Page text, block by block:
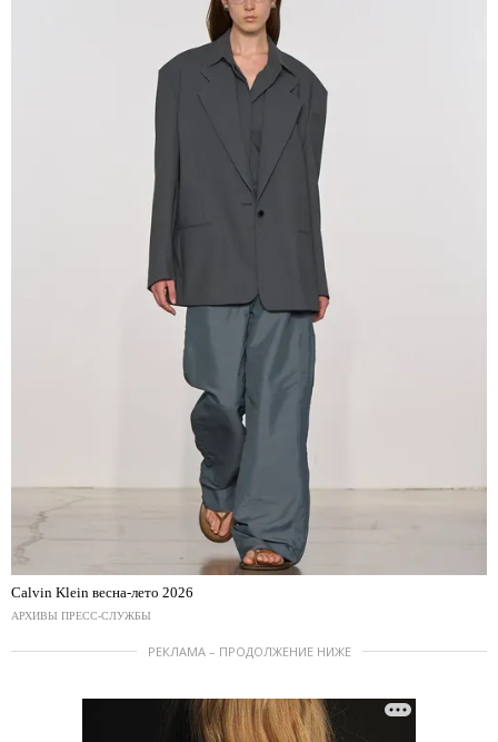
Calvin Klein весна-лето 2026
АРХИВЫ ПРЕСС-СЛУЖБЫ
РЕКЛАМА – ПРОДОЛЖЕНИЕ НИЖЕ